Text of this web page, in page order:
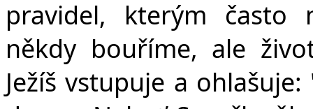
pravidel, kterým často
někdy bouříme, ale
Ježíš vstupuje a ohlašuje: